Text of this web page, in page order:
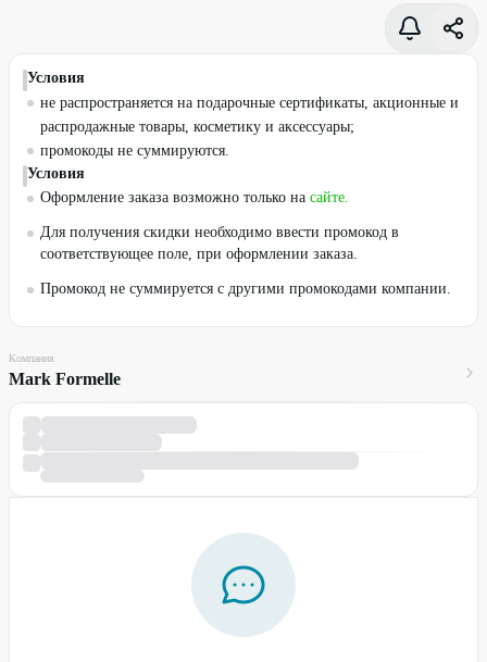
Условия
не распространяется на подарочные сертификаты, акционные и
распродажные товары, косметику и аксессуары;
промокоды не суммируются.
Условия
Оформление заказа возможно только на сайте.
Для получения скидки необходимо ввести промокод в
соответствующее поле, при оформлении заказа.
Промокод не суммируется с другими промокодами компании.
Компания
Mark Formelle